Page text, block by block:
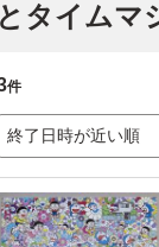
件
終了日時が近い順